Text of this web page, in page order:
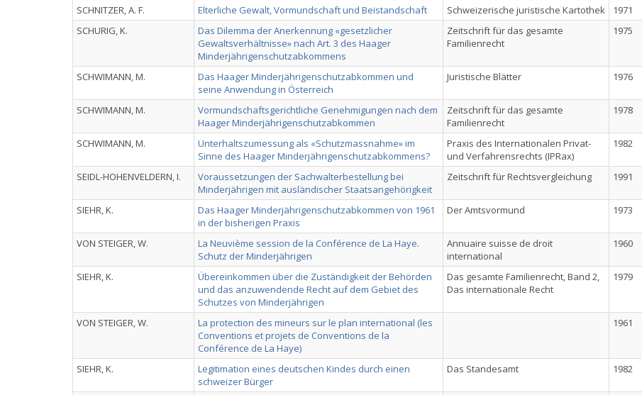
SCHNITZER, A. F. Elterliche Gewalt, Vormundschaft und Beistandschaft Schweizerische juristische Kartothek
1971
SCHURIG, K.
Das Dilemma der Anerkennung «gesetzlicher
Gewaltsverhältnisse» nach Art. 3 des Haager
Minderjährigenschutzabkommens
Zeitschrift für das gesamte
Familienrecht
1975
SCHWIMANN, M.
Das Haager Minderjährigenschutzabkommen und
seine Anwendung in Österreich
Juristische Blätter 1976
SCHWIMANN, M.
Vormundschaftsgerichtliche Genehmigungen nach dem
Haager Minderjährigenschutzabkommen
Zeitschrift für das gesamte
Familienrecht
1978
SCHWIMANN, M.
Unterhaltszumessung als «Schutzmassnahme» im
Sinne des Haager Minderjährigenschutzabkommens?
Praxis des Internationalen Privat-
und Verfahrensrechts (IPRax)
1982
SEIDL-HOHENVELDERN, I.
Voraussetzungen der Sachwalterbestellung bei
Minderjährigen mit ausländischer Staatsangehörigkeit
Zeitschrift für Rechtsvergleichung 1991
SIEHR, K.
Das Haager Minderjährigenschutzabkommen von 1961
in der bisherigen Praxis
Der Amtsvormund 1973
VON STEIGER, W.
La Neuvième session de la Conférence de La Haye.
Schutz der Minderjährigen
Annuaire suisse de droit
international
1960
SIEHR, K.
Übereinkommen über die Zuständigkeit der Behörden
und das anzuwendende Recht auf dem Gebiet des
Schutzes von Minderjährigen
Das gesamte Familienrecht, Band 2,
Das internationale Recht
1979
VON STEIGER, W.
La protection des mineurs sur le plan international (les
Conventions et projets de Conventions de la
Conférence de La Haye)
1961
SIEHR, K.
Legitimation eines deutschen Kindes durch einen
schweizer Bürger
Das Standesamt 1982